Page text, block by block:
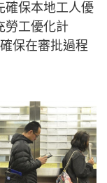
確保本地工人優
勞工優化計
保在審批過程